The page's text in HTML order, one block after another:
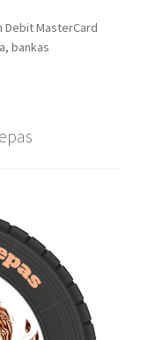
Debit MasterCard
bankas